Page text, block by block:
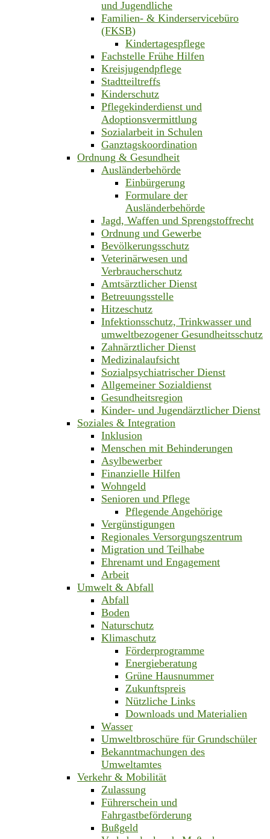
und Jugendliche
Familien- & Kinderservicebüro
(FKSB)
Kindertagespflege
Fachstelle Frühe Hilfen
Kreisjugendpflege
Stadtteiltreffs
Kinderschutz
Pflegekinderdienst und
Adoptionsvermittlung
Sozialarbeit in Schulen
Ganztagskoordination
Ordnung & Gesundheit
Ausländerbehörde
Einbürgerung
Formulare der
Ausländerbehörde
Jagd, Waffen und Sprengstoffrecht
Ordnung und Gewerbe
Bevölkerungsschutz
Veterinärwesen und
Verbraucherschutz
Amtsärztlicher Dienst
Betreuungsstelle
Hitzeschutz
Infektionsschutz, Trinkwasser und
umweltbezogener Gesundheitsschutz
Zahnärztlicher Dienst
Medizinalaufsicht
Sozialpsychiatrischer Dienst
Allgemeiner Sozialdienst
Gesundheitsregion
Kinder- und Jugendärztlicher Dienst
Soziales & Integration
Inklusion
Menschen mit Behinderungen
Asylbewerber
Finanzielle Hilfen
Wohngeld
Senioren und Pflege
Pflegende Angehörige
Vergünstigungen
Regionales Versorgungszentrum
Migration und Teilhabe
Ehrenamt und Engagement
Arbeit
Umwelt & Abfall
Abfall
Boden
Naturschutz
Klimaschutz
Förderprogramme
Energieberatung
Grüne Hausnummer
Zukunftspreis
Nützliche Links
Downloads und Materialien
Wasser
Umweltbroschüre für Grundschüler
Bekanntmachungen des
Umweltamtes
Verkehr & Mobilität
Zulassung
Führerschein und
Fahrgastbeförderung
Bußgeld